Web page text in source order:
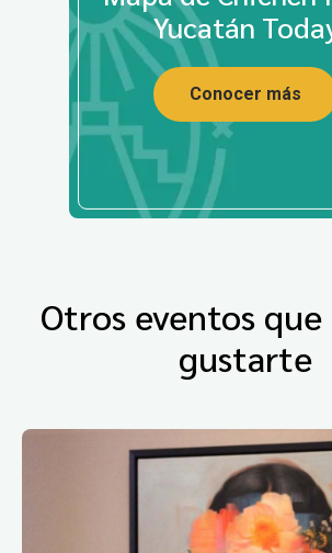
Yucatán
Conocer más
Otros eventos
gustarte